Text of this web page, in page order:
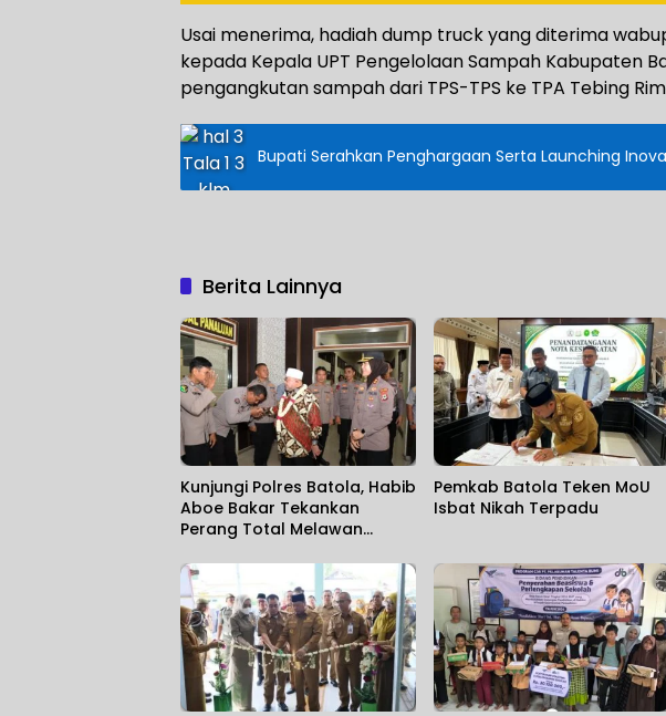
Usai menerima, hadiah dump truck yang diterima
kepada Kepala UPT Pengelolaan Sampah Kabupaten
pengangkutan sampah dari TPS-TPS ke TPA Tebing
Bupati Serahkan Penghargaan
Berita Lainnya
Kunjungi Polres Batola, Habib
Aboe Bakar Tekankan
Perang Total Melawan
Pelayanan Publik
Pemkab Batola Teken MoU
Isbat Nikah Terpadu